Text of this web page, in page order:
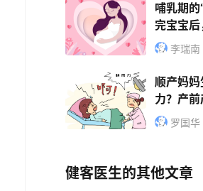
哺乳期
完宝宝
李瑞南
顺产妈妈
力？产前
事项？
罗国华
健客医生的其他文章